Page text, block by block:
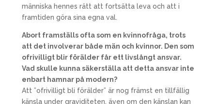
människa hennes rätt att fortsätta leva och att i
framtiden göra sina egna val.
Abort framställs ofta som en kvinnofråga, trots
att det involverar både män och kvinnor. Den som
ofrivilligt blir förälder får ett livslångt ansvar.
Vad skulle kunna säkerställa att detta ansvar inte
enbart hamnar på modern?
Att ”ofrivilligt bli förälder” är nog främst en tillfällig
känsla under graviditeten, även om den känslan kan